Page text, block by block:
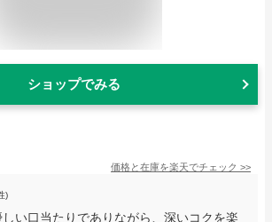
ショップでみる
価格と在庫を楽天でチェック >>
)
い口当たりでありながら、深いコクを楽